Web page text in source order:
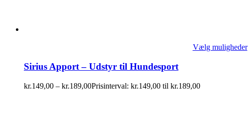
Vælg muligheder
Sirius Apport – Udstyr til Hundesport
kr.149,00 – kr.189,00Prisinterval: kr.149,00 til kr.189,00